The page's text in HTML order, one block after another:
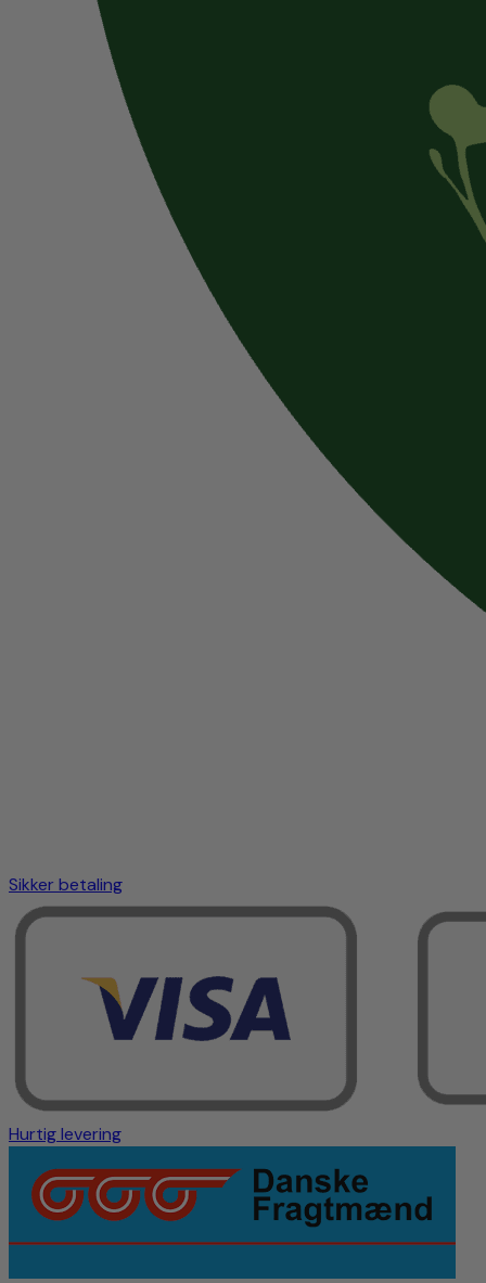
Sikker betaling
Hurtig levering